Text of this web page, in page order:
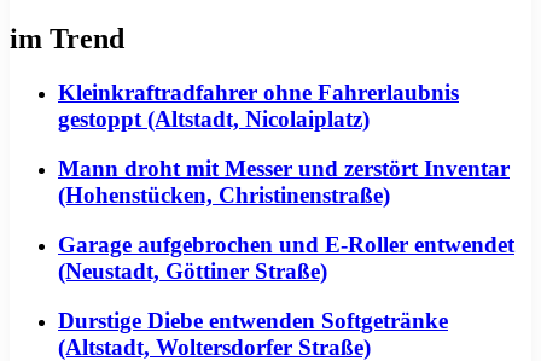
im Trend
Kleinkraftradfahrer ohne Fahrerlaubnis
gestoppt (Altstadt, Nicolaiplatz)
Mann droht mit Messer und zerstört Inventar
(Hohenstücken, Christinenstraße)
Garage aufgebrochen und E-Roller entwendet
(Neustadt, Göttiner Straße)
Durstige Diebe entwenden Softgetränke
(Altstadt, Woltersdorfer Straße)